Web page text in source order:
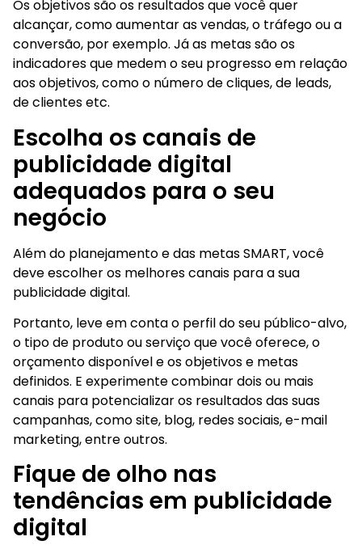
Os objetivos são os resultados que você quer
alcançar, como aumentar as vendas, o tráfego ou a
conversão, por exemplo. Já as metas são os
indicadores que medem o seu progresso em relação
aos objetivos, como o número de cliques, de leads,
de clientes etc.
Escolha os canais de
publicidade digital
adequados para o seu
negócio
Além do planejamento e das metas SMART, você
deve escolher os melhores canais para a sua
publicidade digital.
Portanto, leve em conta o perfil do seu público-alvo,
o tipo de produto ou serviço que você oferece, o
orçamento disponível e os objetivos e metas
definidos. E experimente combinar dois ou mais
canais para potencializar os resultados das suas
campanhas, como site, blog, redes sociais, e-mail
marketing, entre outros.
Fique de olho nas
tendências em publicidade
digital